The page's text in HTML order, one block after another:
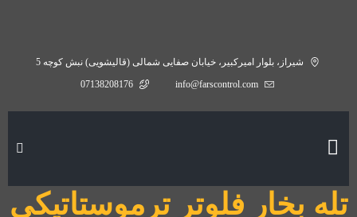
شیراز، بلوار امیرکبیر، خیابان صفایی شمالی (قالیشویی) نبش کوچه 5
info@farscontrol.com
07138208176
تله بخار فلوتر ترموستاتیکی